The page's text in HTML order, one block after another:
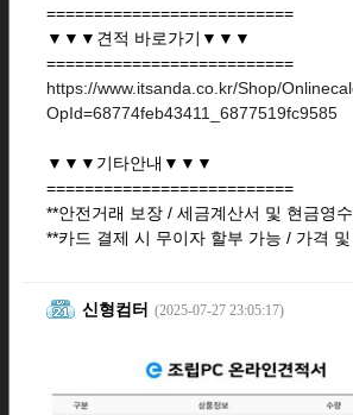
==========================
▼▼▼견적 바로가기▼▼▼
==========================
https://www.itsanda.co.kr/Shop/
OpId=68774feb43411_6877519fc9585
▼▼▼기타안내▼▼▼
==========================
**안전거래 보장 / 세금계산서 및 현금영
**카드 결제 시 무이자 할부 가능 / 가격
신형컴터 (2025-07-27 23:05:17)